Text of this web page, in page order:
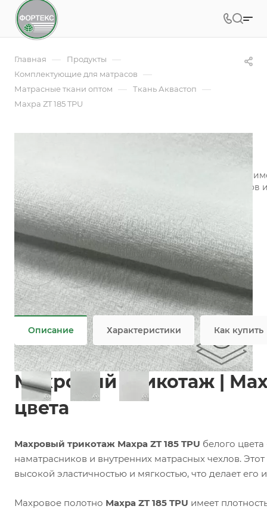
Главная — Продукты —
Комплектующие для матрасов —
Матрасные ткани оптом — Ткань Аквастоп —
Махра ZT 185 TPU
Эластичная, петельчатая, махровая ткань - мулетон
качестве внутренних технических чехлов для
стороны швейных изделий.
Подробности
Заказать
Задать вопрос
Возможны дополнительные опции
Не является публичной офертой
Описание Характеристики Как купить
Махровый трикотаж |
цвета
Махровый трикотаж Махра ZT 185 TPU белого
наматрасников и внутренних матрасных чехлов.
высокой эластичностью и мягкостью, что делает
Махровое полотно Махра ZT 185 TPU имеет